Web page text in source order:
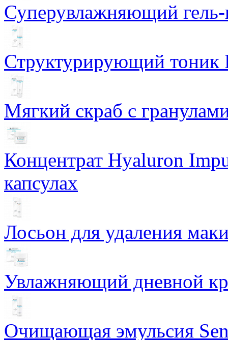
Суперувлажняющий
Структурирующий тоник
Мягкий скраб с
Концентрат Hyaluron
капсулах
Лосьон для удаления
Увлажняющий дневной
Очищающая эмульсия